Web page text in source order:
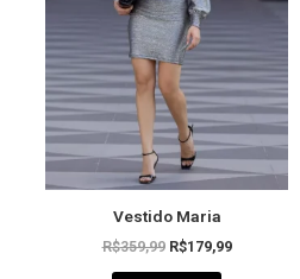
Vestido Maria
R$359,99 R$179,99
opções
podem
ser
escolhidas
na
página
do